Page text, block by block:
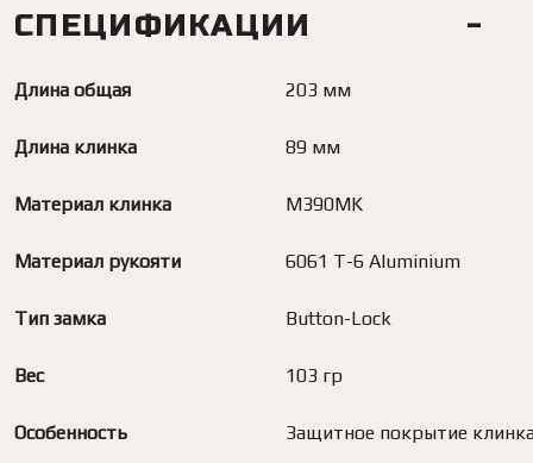
СПЕЦИФИКАЦИИ
Длина общая 203 мм
Длина клинка 89 мм
Материал клинка M390MK
Материал рукояти 6061 T-6 Aluminium
Тип замка Button-Lock
Вес 103 гр
Особенность Защитное покрытие